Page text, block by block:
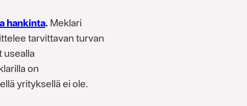
hankinta. Meklari
tarvittavan turvan
usealla
on
yrityksellä ei ole.